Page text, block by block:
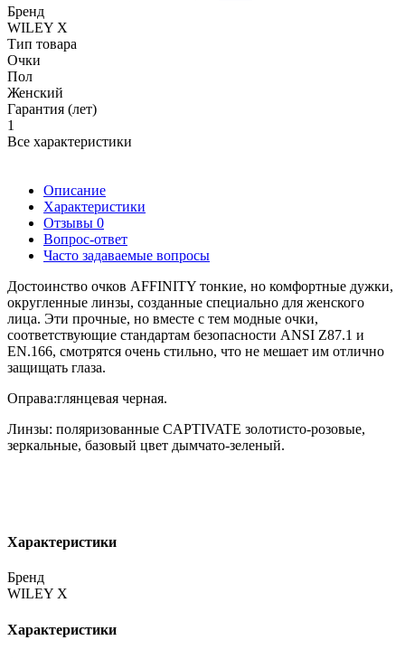
Бренд
WILEY X
Тип товара
Очки
Пол
Женский
Гарантия (лет)
1
Все характеристики
Описание
Характеристики
Отзывы 0
Вопрос-ответ
Часто задаваемые вопросы
Достоинство очков AFFINITY тонкие, но комфортные дужки,
округленные линзы, созданные специально для женского
лица. Эти прочные, но вместе с тем модные очки,
соответствующие стандартам безопасности ANSI Z87.1 и
EN.166, смотрятся очень стильно, что не мешает им отлично
защищать глаза.
Оправа:глянцевая черная.
Линзы: поляризованные CAPTIVATE золотисто-розовые,
зеркальные, базовый цвет дымчато-зеленый.
Характеристики
Бренд
WILEY X
Характеристики